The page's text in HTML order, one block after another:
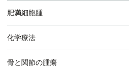
肥満細胞腫
化学療法
骨と関節の腫瘍